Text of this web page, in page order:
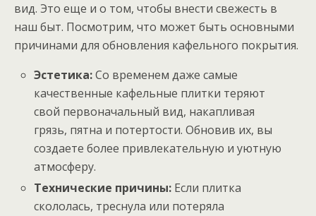
вид. Это еще и о том, чтобы внести свежесть в
наш быт. Посмотрим, что может быть основными
причинами для обновления кафельного покрытия.
Эстетика:Со временем даже самые
качественные кафельные плитки теряют
свой первоначальный вид, накапливая
грязь, пятна и потертости. Обновив их, вы
создаете более привлекательную и уютную
атмосферу.
Технические причины: Если плитка
скололась, треснула или потеряла